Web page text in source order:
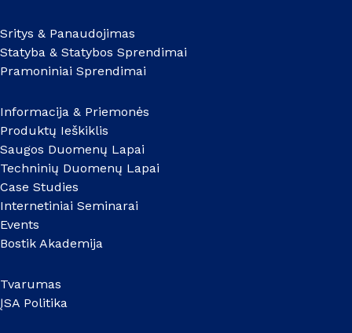
Sritys & Panaudojimas
Statyba & Statybos Sprendimai
Pramoniniai Sprendimai
Informacija & Priemonės
Produktų Ieškiklis
Saugos Duomenų Lapai
Techninių Duomenų Lapai
Case Studies
Internetiniai Seminarai
Events
Bostik Akademija
Tvarumas
ĮSA Politika